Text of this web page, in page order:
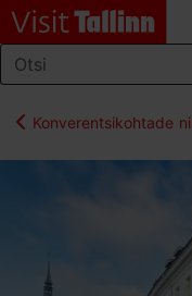
Konverentsikohtade